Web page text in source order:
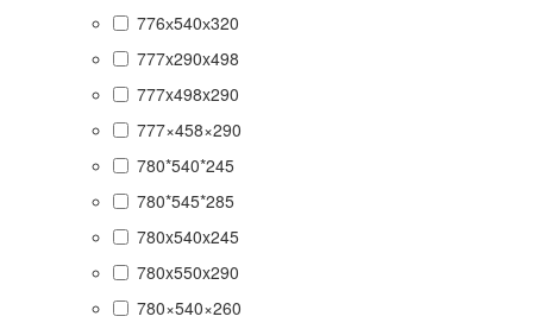
776х540х320
777x290x498
777x498x290
777×458×290
780*540*245
780*545*285
780x540x245
780x550x290
780×540×260